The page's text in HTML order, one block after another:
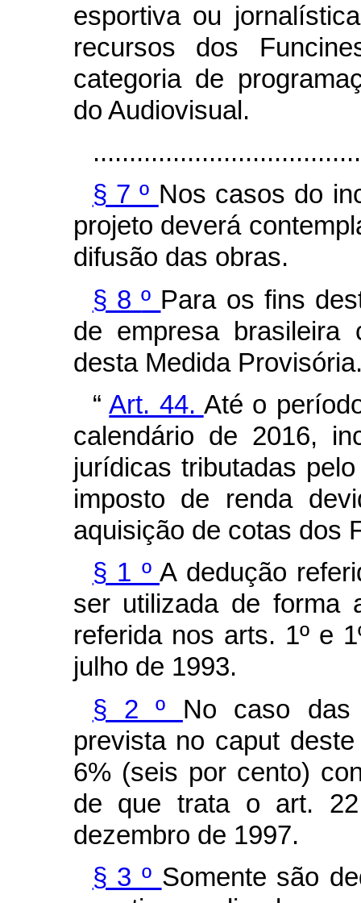
esportiva ou
recursos dos
categoria de
do Audiovisual.
§ 7 º Nos casos do
projeto deverá
difusão das obras.
§ 8º Para os fins
de empresa
desta Medida
“Art. 44. Até o
calendário de 2016,
jurídicas tributadas
imposto de renda
aquisição de cotas dos
§ 1 ºA dedução
ser utilizada de forma
referida nos arts. 1º e
julho de 1993.
§ 2 º No caso das
prevista no caput
6% (seis por cento)
de que trata o art.
dezembro de 1997.
§ 3 º Somente são